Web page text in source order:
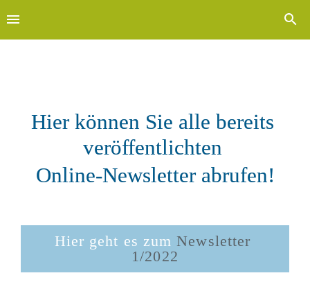
Archiv
Hier können Sie alle bereits
veröffentlichten
Online-Newsletter abrufen!
Hier geht es zum Newsletter
1/2022